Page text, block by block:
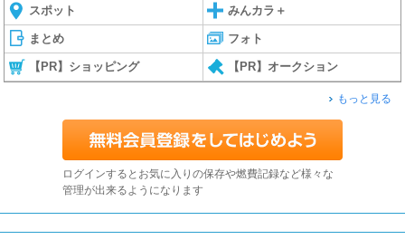
スポット みんカラ＋
まとめ フォト
【PR】ショッピング 【PR】オークション
もっと見る
ログインするとお気に入りの保存や燃費記録など様々な
管理が出来るようになります